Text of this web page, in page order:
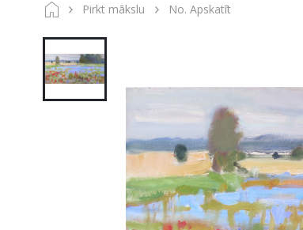
Pirkt mākslu No. Apskatīt